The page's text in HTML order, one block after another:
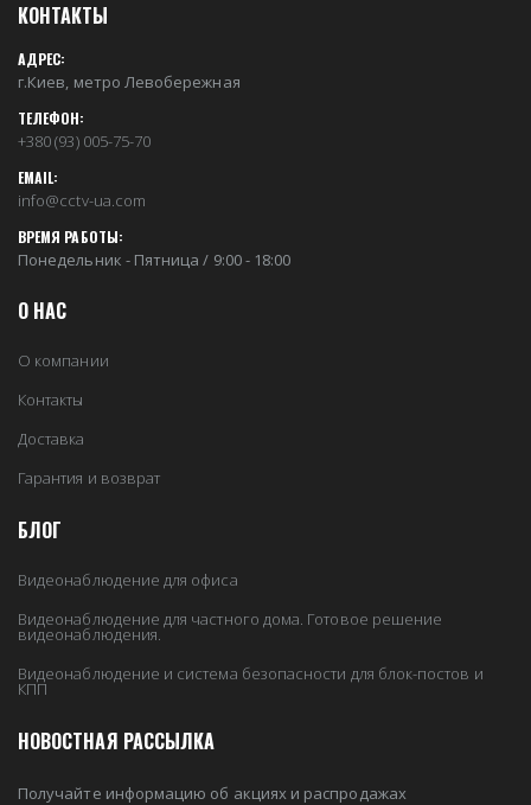
КОНТАКТЫ
АДРЕС:
г.Киев, метро Левобережная
ТЕЛЕФОН:
+380 (93) 005-75-70
EMAIL:
info@cctv-ua.com
ВРЕМЯ РАБОТЫ:
Понедельник - Пятница / 9:00 - 18:00
О НАС
О компании
Контакты
Доставка
Гарантия и возврат
БЛОГ
Видеонаблюдение для офиса
Видеонаблюдение для частного дома. Готовое решение
видеонаблюдения.
Видеонаблюдение и система безопасности для блок-постов и
КПП
НОВОСТНАЯ РАССЫЛКА
Получайте информацию об акциях и распродажах